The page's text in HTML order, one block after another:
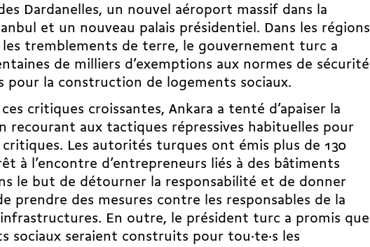
Dardanelles, un nouvel aéroport massif dans la
et un nouveau palais présidentiel. Dans les régions
les tremblements de terre, le gouvernement turc a
de milliers d’exemptions aux normes de sécurité
pour la construction de logements sociaux.
critiques croissantes, Ankara a tenté d’apaiser la
recourant aux tactiques répressives habituelles pour
Les autorités turques ont émis plus de 130
à l’encontre d’entrepreneurs liés à des bâtiments
le but de détourner la responsabilité et de donner
prendre des mesures contre les responsables de la
En outre, le président turc a promis que
sociaux seraient construits pour tou·te·s les